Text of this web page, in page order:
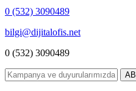
0 (532) 3090489
bilgi@dijitalofis.net
0 (532) 3090489